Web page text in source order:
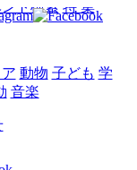
ト検索 特 集
動物 子ども 学
音楽